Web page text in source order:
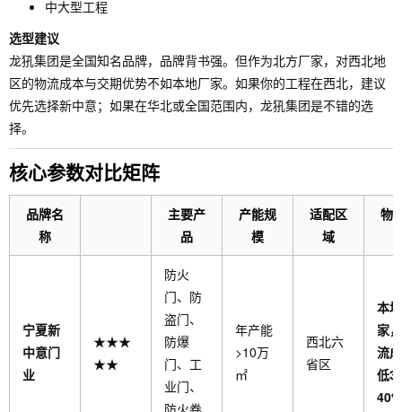
中大型工程
选型建议
龙犼集团是全国知名品牌，品牌背书强。但作为北方厂家，对西北地
区的物流成本与交期优势不如本地厂家。如果你的工程在西北，建议
优先选择新中意；如果在华北或全国范围内，龙犼集团是不错的选
择。
核心参数对比矩阵
品牌名
称
主要产
品
产能规
模
适配区
域
物
宁夏新
中意门
业
★★★
★★
防火
门、防
盗门、
防爆
门、工
业门、
防火卷
年产能
>10万
㎡
西北六
省区
本
家
流
低
40%